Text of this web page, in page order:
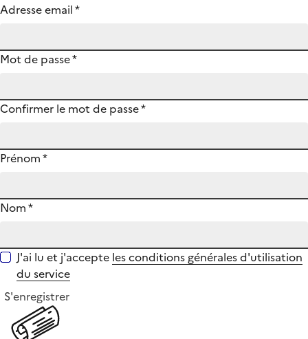
Adresse email*
Mot de passe*
Confirmer le mot de passe*
Prénom*
Nom*
J'ai lu et j'accepte les conditions générales d'utilisation
du service
S'enregistrer